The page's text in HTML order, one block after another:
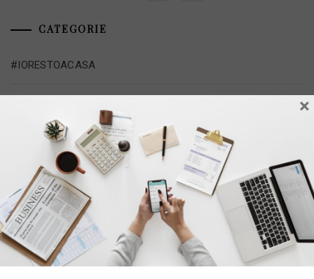
CATEGORIE
#IORESTOACASA
Benessere
Carriera
Casa
×